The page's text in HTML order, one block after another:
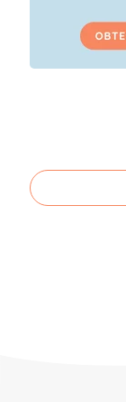
Los